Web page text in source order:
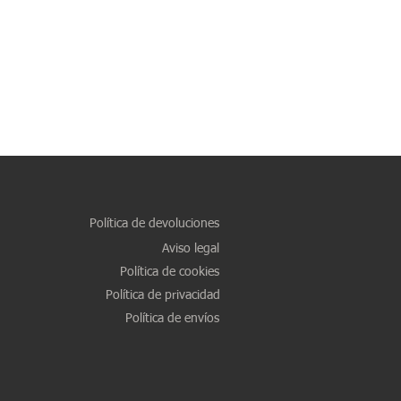
Política de devoluciones
Aviso legal
Política de cookies
Política de privacidad
Política de envíos